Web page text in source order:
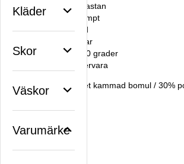
Kläder
Skor
Väskor
Varumärke
Ribbor med elastan
Dubbelt förkrympt
Dubbelt färgad
Dubbla sömmar
Kan tvättas i 60 grader
Tre-tråds metervara
Vikt: 70% ringspunnet kammad bomul / 30%
FacebookEmail